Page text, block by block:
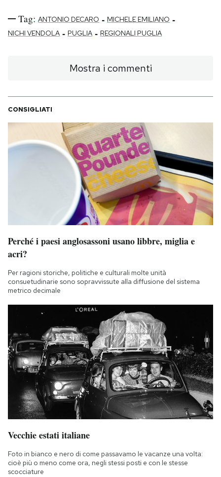
Tag: ANTONIO DECARO - MICHELE EMILIANO -
NICHI VENDOLA - PUGLIA - REGIONALI PUGLIA
Mostra i commenti
CONSIGLIATI
Perché i paesi anglosassoni usano libbre, miglia e
acri?
Per ragioni storiche, politiche e culturali molte unità
consuetudinarie sono sopravvissute alla diffusione del sistema
metrico decimale
Vecchie estati italiane
Foto in bianco e nero di come passavamo le vacanze una volta:
cioè più o meno come ora, negli stessi posti e con le stesse
scocciature